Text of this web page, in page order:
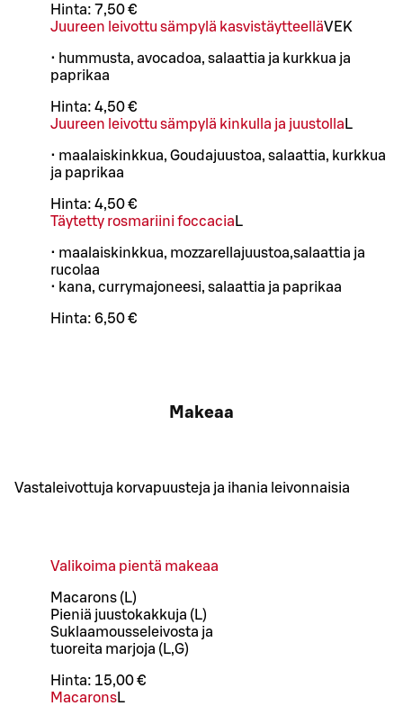
Hinta: 7,50 €
Juureen leivottu sämpylä kasvistäytteelläVE K
• hummusta, avocadoa, salaattia ja kurkkua ja
paprikaa
Hinta: 4,50 €
Juureen leivottu sämpylä kinkulla ja juustolla L
• maalaiskinkkua, Goudajuustoa, salaattia, kurkkua
ja paprikaa
Hinta: 4,50 €
Täytetty rosmariini foccacia L
• maalaiskinkkua, mozzarellajuustoa,salaattia ja
rucolaa
• kana, currymajoneesi, salaattia ja paprikaa
Hinta: 6,50 €
Makeaa
Vastaleivottuja korvapuusteja ja ihania leivonnaisia
Valikoima pientä makeaa
Macarons (L)
Pieniä juustokakkuja (L)
Suklaamousseleivosta ja
tuoreita marjoja (L,G)
Hinta: 15,00 €
MacaronsL